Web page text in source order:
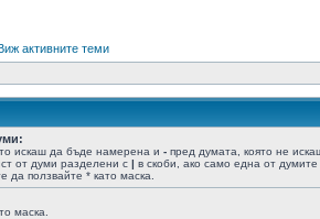
активните теми
искаш да бъде намерена и - пред думата, която не
от думи разделени с | в скоби, ако само една от думите
ползвайте * като маска.
маска.